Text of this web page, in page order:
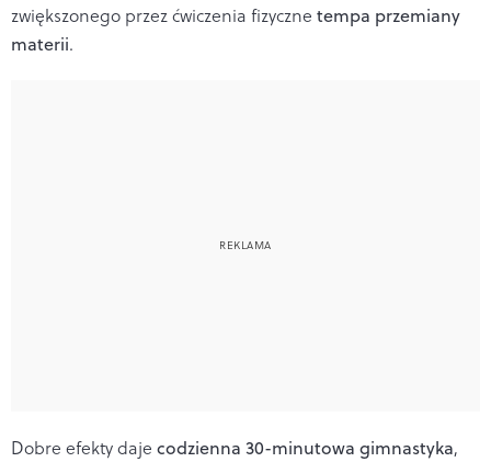
zwiększonego przez ćwiczenia fizyczne tempa przemiany
materii.
Dobre efekty daje codzienna 30-minutowa gimnastyka,